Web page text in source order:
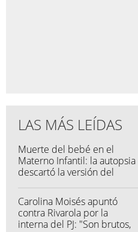
LAS MÁS LEÍDAS
Muerte del bebé en el
Materno Infantil: la autopsia
descartó la versión del
Carolina Moisés apuntó
contra Rivarola por la
interna del PJ: "Son brutos,